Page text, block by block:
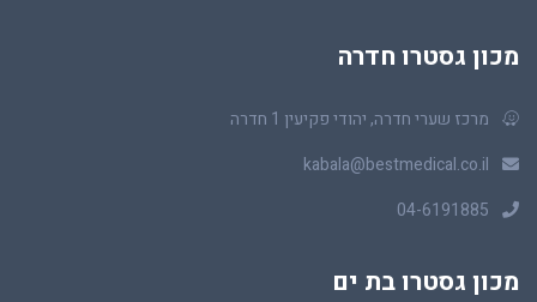
מכון גסטרו חדרה
מרכז שערי חדרה, יהודי פקיעין 1 חדרה
kabala@bestmedical.co.il
04-6191885
מכון גסטרו בת ים